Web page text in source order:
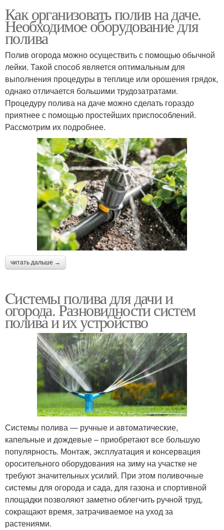
Как организовать полив на даче.
Необходимое оборудование для
полива
Полив огорода можно осуществить с помощью обычной
лейки. Такой способ является оптимальным для
выполнения процедуры в теплице или орошения грядок,
однако отличается большими трудозатратами.
Процедуру полива на даче можно сделать гораздо
приятнее с помощью простейших приспособлений.
Рассмотрим их подробнее.
читать дальше →
Cистемы полива для дачи и
огорода. Разновидности систем
полива и их устройство
Системы полива — ручные и автоматические,
капельные и дождевые – приобретают все большую
популярность. Монтаж, эксплуатация и консервация
оросительного оборудования на зиму на участке не
требуют значительных усилий. При этом поливочные
системы для огорода и сада, для газона и спортивной
площадки позволяют заметно облегчить ручной труд,
сокращают время, затрачиваемое на уход за
растениями.